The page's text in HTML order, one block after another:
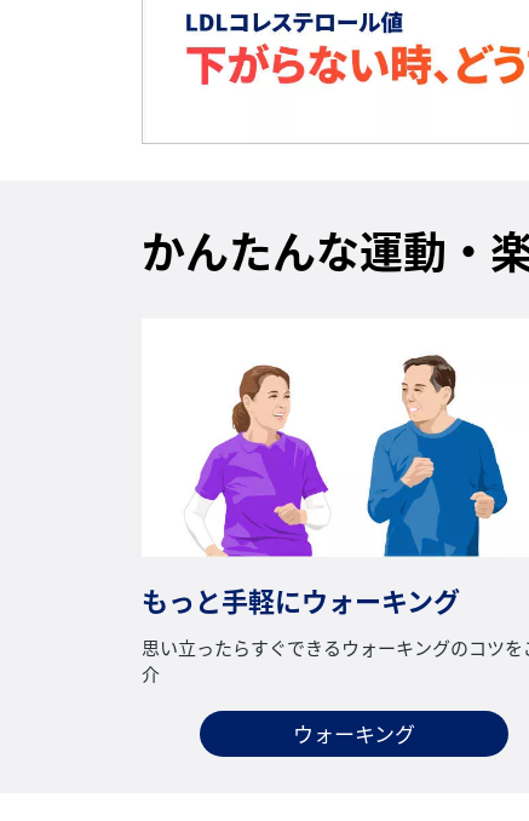
かんたんな運動・
もっと手軽にウォーキング
思い立ったらすぐできるウォーキングのコツを
介
ウォーキング